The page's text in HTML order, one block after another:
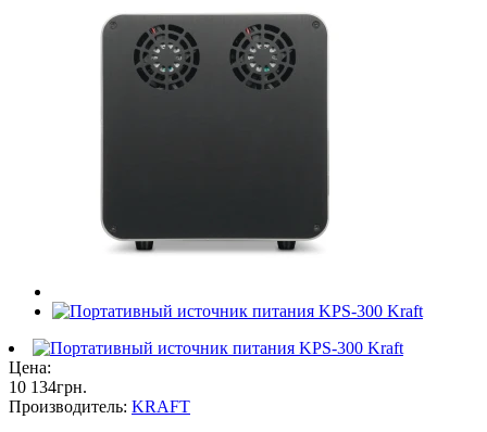
Цена:
10 134грн.
Производитель: KRAFT